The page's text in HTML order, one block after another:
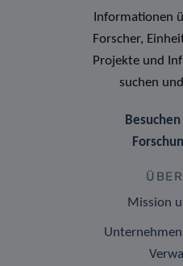
Informationen
Forscher,
Projekte und
suchen
Mission